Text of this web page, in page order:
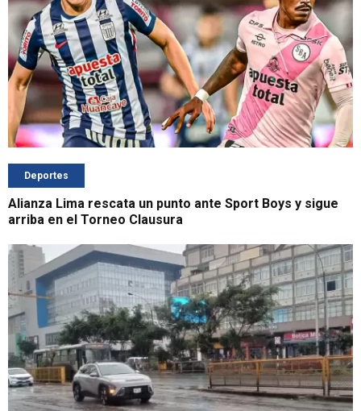
Deportes
Alianza Lima rescata un punto ante Sport Boys y sigue
arriba en el Torneo Clausura